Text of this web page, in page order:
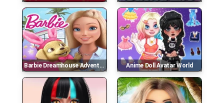
Barbie Dreamhouse Adventures Game Online Anime Doll Avatar World